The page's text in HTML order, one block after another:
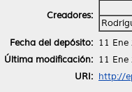
Creadores:
Fecha del depósito: 11 Ene
Última modificación: 11 Ene
URI: http://